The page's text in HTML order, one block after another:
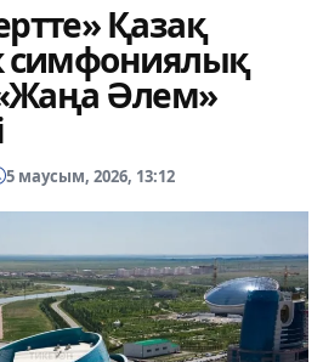
Қазақ
симфониялық
«Жаңа Әлем»
5 маусым, 2026, 13:12